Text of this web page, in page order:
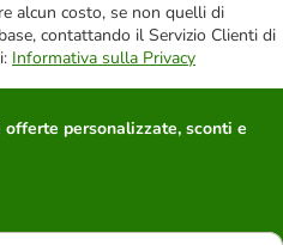
alcun costo, se non quelli di
contattando il Servizio Clienti di
Informativa sulla Privacy
offerte personalizzate, sconti e